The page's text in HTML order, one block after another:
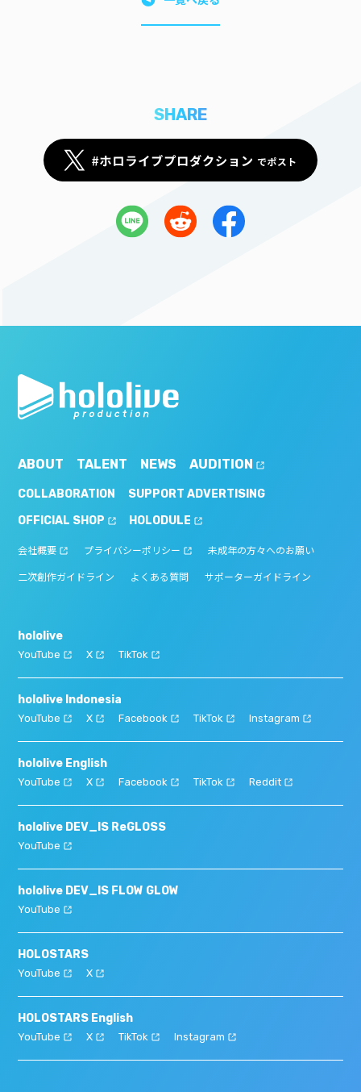
SHARE
ABOUT TALENT NEWS AUDITION
COLLABORATION
SUPPORT ADVERTISING
OFFICIAL SHOP
HOLODULE
会社概要 プライバシーポリシー 未成年の方々へのお願い
二次創作ガイドライン よくある質問 サポーターガイドライン
hololive
YouTube X TikTok
hololive Indonesia
YouTube X Facebook TikTok Instagram
hololive English
YouTube X Facebook TikTok Reddit
hololive DEV_IS ReGLOSS
YouTube
hololive DEV_IS FLOW GLOW
YouTube
HOLOSTARS
YouTube X
HOLOSTARS English
YouTube X TikTok Instagram